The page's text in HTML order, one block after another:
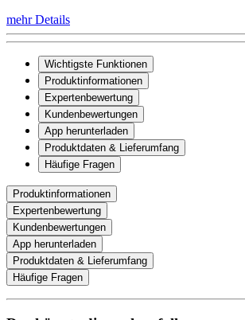
mehr Details
Wichtigste Funktionen
Produktinformationen
Expertenbewertung
Kundenbewertungen
App herunterladen
Produktdaten & Lieferumfang
Häufige Fragen
Produktinformationen
Expertenbewertung
Kundenbewertungen
App herunterladen
Produktdaten & Lieferumfang
Häufige Fragen